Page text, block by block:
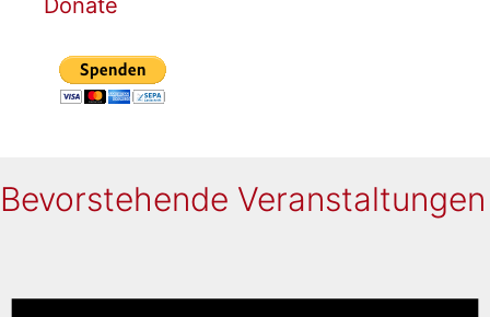
Donate
Bevorstehende Veranstaltungen